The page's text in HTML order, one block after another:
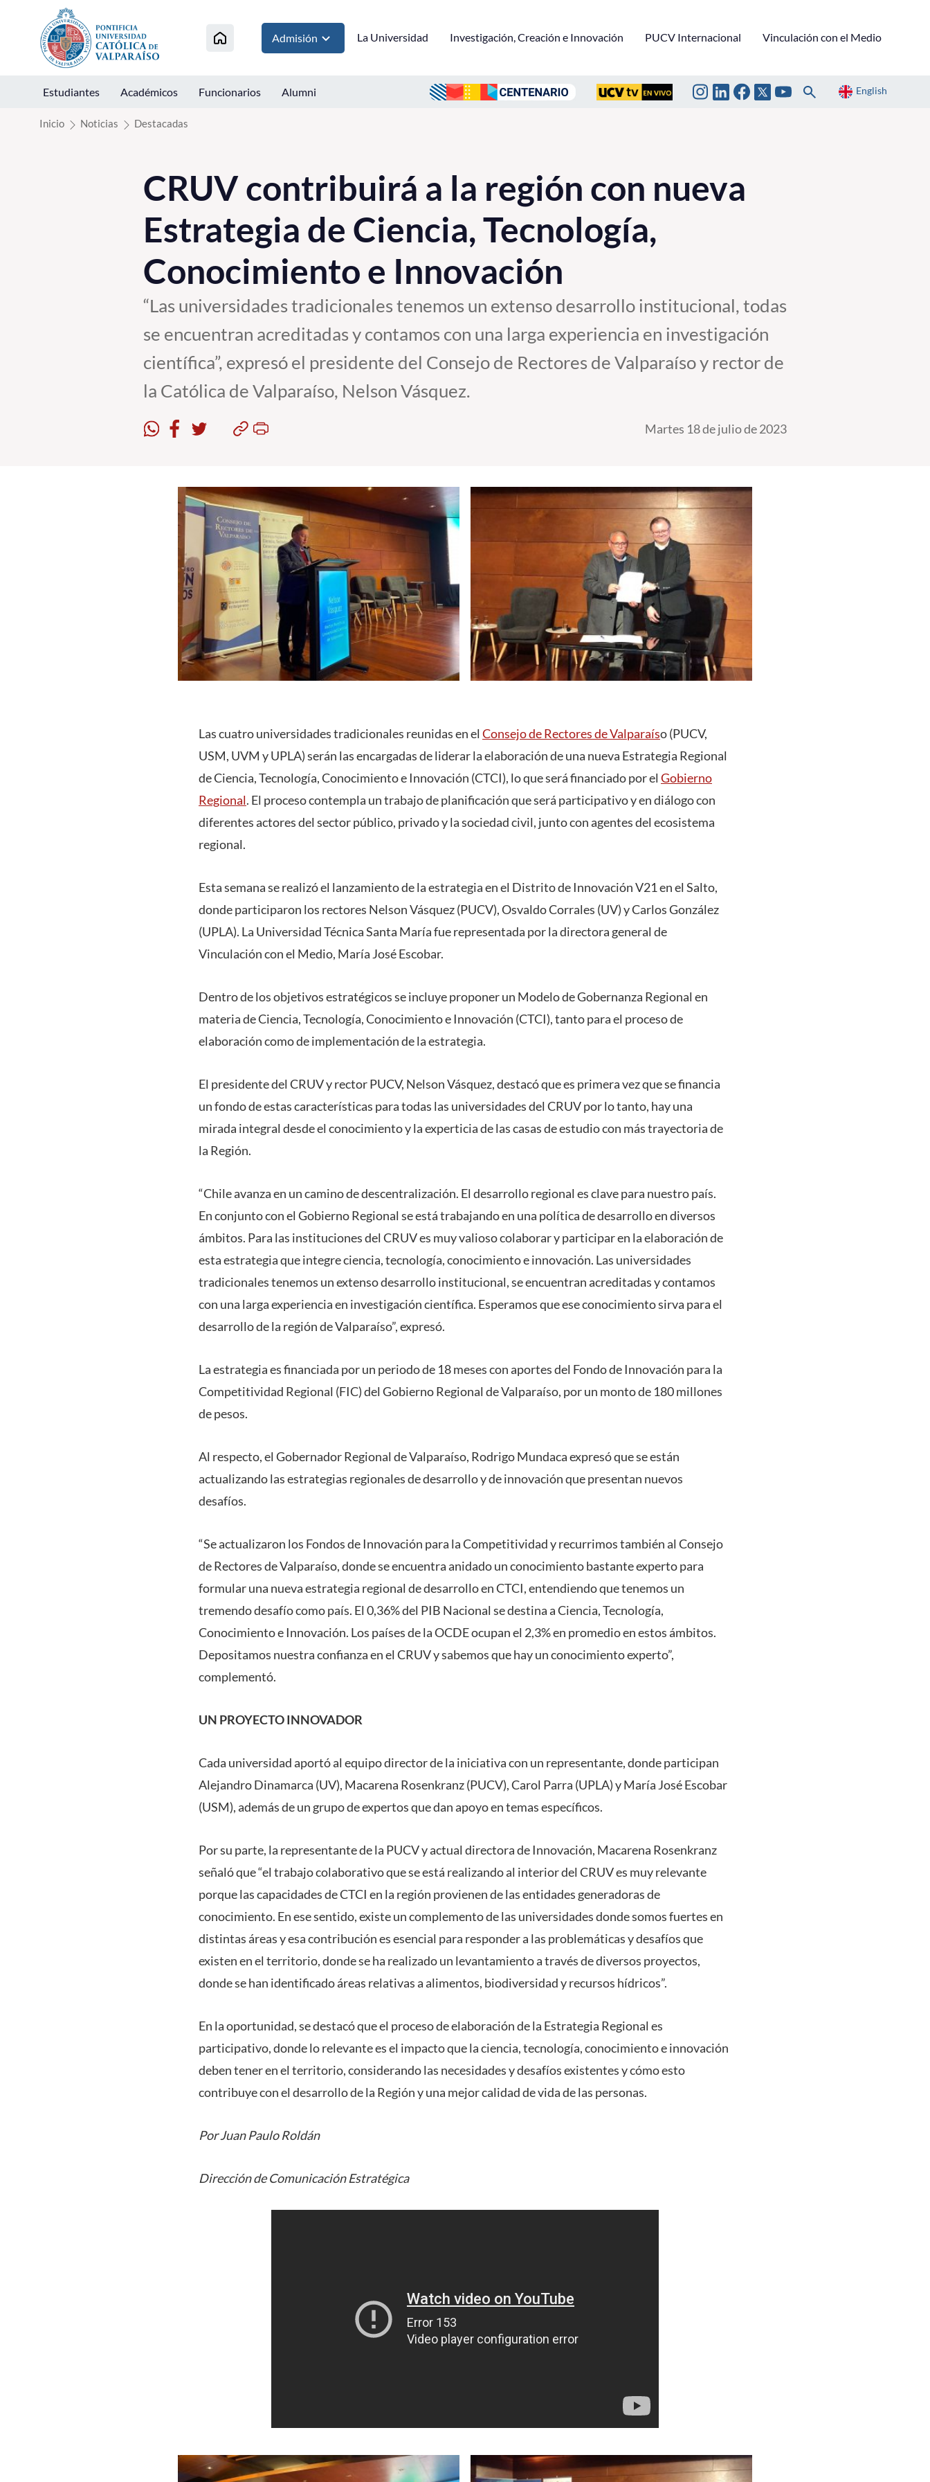
Click acá para ir directamente al contenido
Admisión La Universidad Investigación, Creación e Innovación PUCV Internacional Vinculación con el Medio
Estudiantes Académicos Funcionarios Alumni English
Inicio Noticias Destacadas
CRUV contribuirá a la región con nueva
Estrategia de Ciencia, Tecnología,
Conocimiento e Innovación
“Las universidades tradicionales tenemos un extenso desarrollo institucional, todas
se encuentran acreditadas y contamos con una larga experiencia en investigación
científica”, expresó el presidente del Consejo de Rectores de Valparaíso y rector de
la Católica de Valparaíso, Nelson Vásquez.
Martes 18 de julio de 2023
Las cuatro universidades tradicionales reunidas en el Consejo de Rectores de Valparaíso (PUCV,
USM, UVM y UPLA) serán las encargadas de liderar la elaboración de una nueva Estrategia Regional
de Ciencia, Tecnología, Conocimiento e Innovación (CTCI), lo que será financiado por el Gobierno
Regional. El proceso contempla un trabajo de planificación que será participativo y en diálogo con
diferentes actores del sector público, privado y la sociedad civil, junto con agentes del ecosistema
regional.
Esta semana se realizó el lanzamiento de la estrategia en el Distrito de Innovación V21 en el Salto,
donde participaron los rectores Nelson Vásquez (PUCV), Osvaldo Corrales (UV) y Carlos González
(UPLA). La Universidad Técnica Santa María fue representada por la directora general de
Vinculación con el Medio, María José Escobar.
Dentro de los objetivos estratégicos se incluye proponer un Modelo de Gobernanza Regional en
materia de Ciencia, Tecnología, Conocimiento e Innovación (CTCI), tanto para el proceso de
elaboración como de implementación de la estrategia.
El presidente del CRUV y rector PUCV, Nelson Vásquez, destacó que es primera vez que se financia
un fondo de estas características para todas las universidades del CRUV por lo tanto, hay una
mirada integral desde el conocimiento y la experticia de las casas de estudio con más trayectoria de
la Región.
“Chile avanza en un camino de descentralización. El desarrollo regional es clave para nuestro país.
En conjunto con el Gobierno Regional se está trabajando en una política de desarrollo en diversos
ámbitos. Para las instituciones del CRUV es muy valioso colaborar y participar en la elaboración de
esta estrategia que integre ciencia, tecnología, conocimiento e innovación. Las universidades
tradicionales tenemos un extenso desarrollo institucional, se encuentran acreditadas y contamos
con una larga experiencia en investigación científica. Esperamos que ese conocimiento sirva para el
desarrollo de la región de Valparaíso”, expresó.
La estrategia es financiada por un periodo de 18 meses con aportes del Fondo de Innovación para la
Competitividad Regional (FIC) del Gobierno Regional de Valparaíso, por un monto de 180 millones
de pesos.
Al respecto, el Gobernador Regional de Valparaíso, Rodrigo Mundaca expresó que se están
actualizando las estrategias regionales de desarrollo y de innovación que presentan nuevos
desafíos.
“Se actualizaron los Fondos de Innovación para la Competitividad y recurrimos también al Consejo
de Rectores de Valparaíso, donde se encuentra anidado un conocimiento bastante experto para
formular una nueva estrategia regional de desarrollo en CTCI, entendiendo que tenemos un
tremendo desafío como país. El 0,36% del PIB Nacional se destina a Ciencia, Tecnología,
Conocimiento e Innovación. Los países de la OCDE ocupan el 2,3% en promedio en estos ámbitos.
Depositamos nuestra confianza en el CRUV y sabemos que hay un conocimiento experto”,
complementó.
UN PROYECTO INNOVADOR
Cada universidad aportó al equipo director de la iniciativa con un representante, donde participan
Alejandro Dinamarca (UV), Macarena Rosenkranz (PUCV), Carol Parra (UPLA) y María José Escobar
(USM), además de un grupo de expertos que dan apoyo en temas específicos.
Por su parte, la representante de la PUCV y actual directora de Innovación, Macarena Rosenkranz
señaló que “el trabajo colaborativo que se está realizando al interior del CRUV es muy relevante
porque las capacidades de CTCI en la región provienen de las entidades generadoras de
conocimiento. En ese sentido, existe un complemento de las universidades donde somos fuertes en
distintas áreas y esa contribución es esencial para responder a las problemáticas y desafíos que
existen en el territorio, donde se ha realizado un levantamiento a través de diversos proyectos,
donde se han identificado áreas relativas a alimentos, biodiversidad y recursos hídricos”.
En la oportunidad, se destacó que el proceso de elaboración de la Estrategia Regional es
participativo, donde lo relevante es el impacto que la ciencia, tecnología, conocimiento e innovación
deben tener en el territorio, considerando las necesidades y desafíos existentes y cómo esto
contribuye con el desarrollo de la Región y una mejor calidad de vida de las personas.
Por Juan Paulo Roldán
Dirección de Comunicación Estratégica